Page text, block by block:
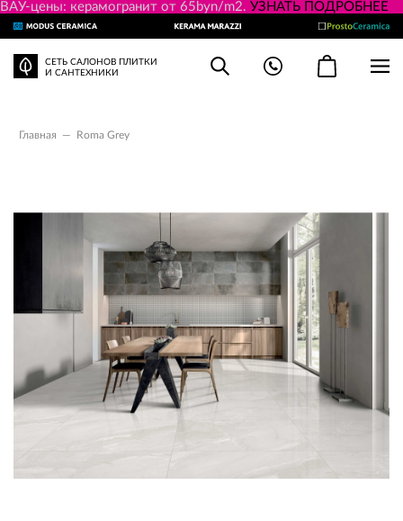
ВАУ-цены: керамогранит от 65byn/m2. УЗНАТЬ ПОДРОБНЕЕ
СЕТЬ САЛОНОВ ПЛИТКИ
И САНТЕХНИКИ
Главная — Roma Grey